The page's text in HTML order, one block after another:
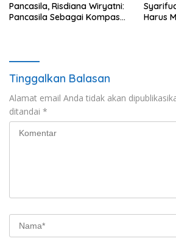
Pancasila, Risdiana Wiryatni:
Pancasila Sebagai Kompas
Harus
Tinggalkan Balasan
Alamat email Anda tidak akan
ditandai *